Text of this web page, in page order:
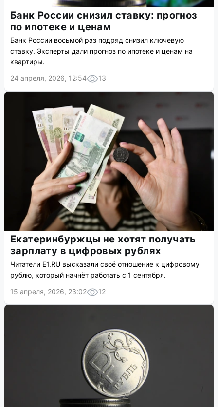
Банк России снизил ставку: прогноз
по ипотеке и ценам
Банк России восьмой раз подряд снизил ключевую
ставку. Эксперты дали прогноз по ипотеке и ценам на
квартиры.
24 апреля, 2026, 12:54
13
Екатеринбуржцы не хотят получать
зарплату в цифровых рублях
Читатели E1.RU высказали своё отношение к цифровому
рублю, который начнёт работать с 1 сентября.
15 апреля, 2026, 23:02
12